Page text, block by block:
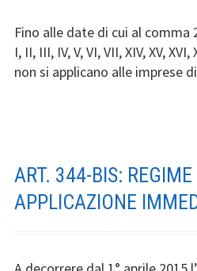
Fino alle date di cui al
I, II, III, IV, V, VI, VII, XIV, XV,
non si applicano alle imprese
ART. 344-BIS: REGIME
APPLICAZIONE